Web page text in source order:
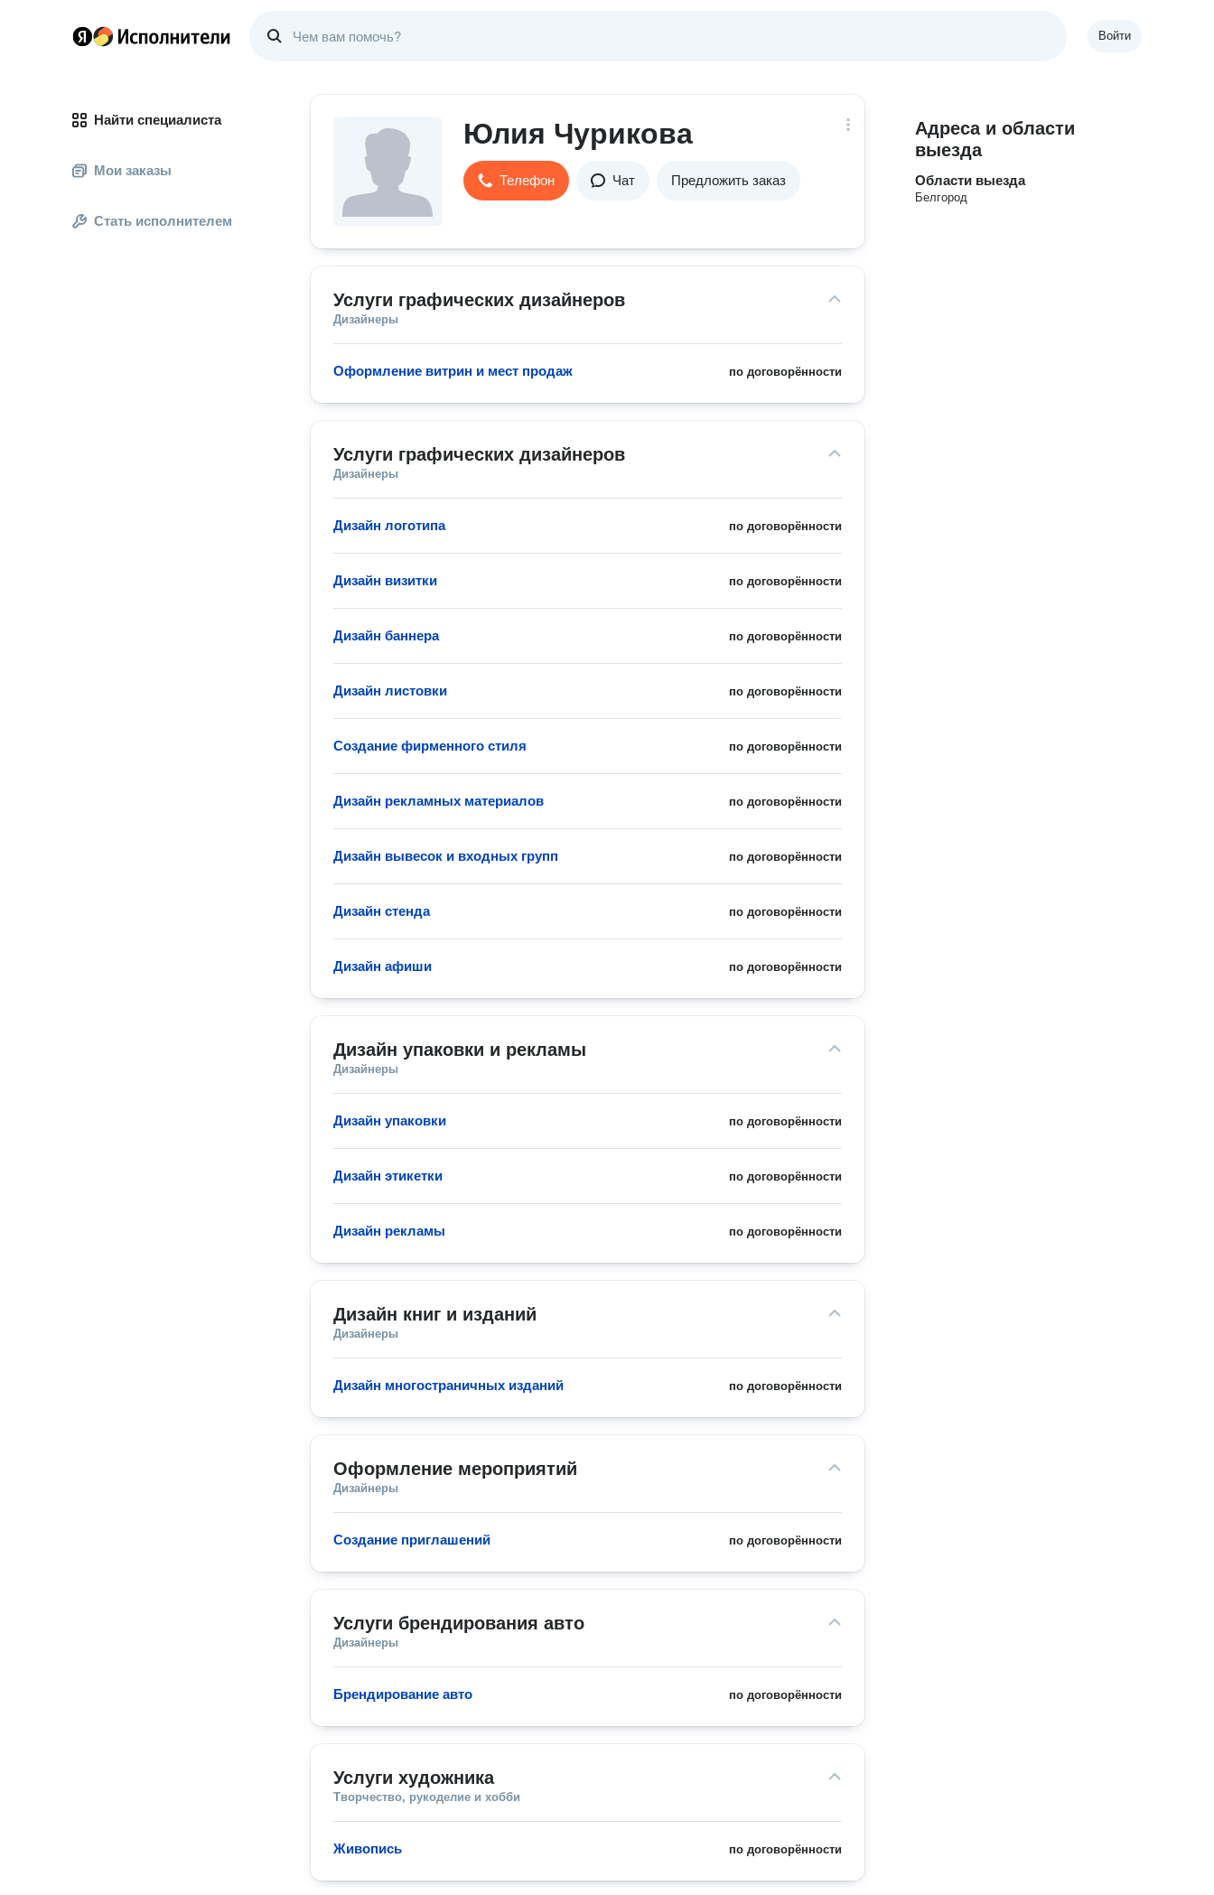
Войти
Найти специалиста
Мои заказы
Стать исполнителем
Юлия Чурикова
Телефон Чат Предложить заказ
Услуги графических дизайнеров
Дизайнеры
по договорённости
Оформление витрин и мест продаж
Услуги графических дизайнеров
Дизайнеры
по договорённости
Дизайн логотипа
по договорённости
Дизайн визитки
по договорённости
Дизайн баннера
по договорённости
Дизайн листовки
по договорённости
Создание фирменного стиля
по договорённости
Дизайн рекламных материалов
по договорённости
Дизайн вывесок и входных групп
по договорённости
Дизайн стенда
по договорённости
Дизайн афиши
Дизайн упаковки и рекламы
Дизайнеры
по договорённости
Дизайн упаковки
по договорённости
Дизайн этикетки
по договорённости
Дизайн рекламы
Дизайн книг и изданий
Дизайнеры
по договорённости
Дизайн многостраничных изданий
Оформление мероприятий
Дизайнеры
по договорённости
Создание приглашений
Услуги брендирования авто
Дизайнеры
по договорённости
Брендирование авто
Услуги художника
Творчество, рукоделие и хобби
по договорённости
Живопись
Адреса и области
выезда
Области выезда
Белгород